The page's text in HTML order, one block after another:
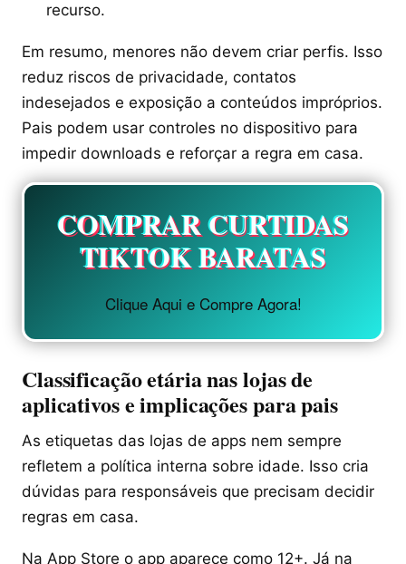
recurso.
Em resumo, menores não devem criar perfis. Isso
reduz riscos de privacidade, contatos
indesejados e exposição a conteúdos impróprios.
Pais podem usar controles no dispositivo para
impedir downloads e reforçar a regra em casa.
COMPRAR CURTIDAS
TIKTOK BARATAS
Clique Aqui e Compre Agora!
Classificação etária nas lojas de
aplicativos e implicações para pais
As etiquetas das lojas de apps nem sempre
refletem a política interna sobre idade. Isso cria
dúvidas para responsáveis que precisam decidir
regras em casa.
Na App Store o app aparece como 12+. Já na